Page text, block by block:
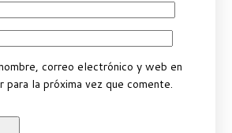
correo electrónico y web en
para la próxima vez que comente.